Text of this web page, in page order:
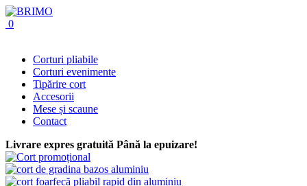
0
Corturi pliabile
Corturi evenimente
Tipărire cort
Accesorii
Mese și scaune
Contact
Livrare expres gratuită Până la epuizare!